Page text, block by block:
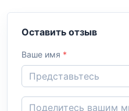
Оставить отзыв
Ваше имя *